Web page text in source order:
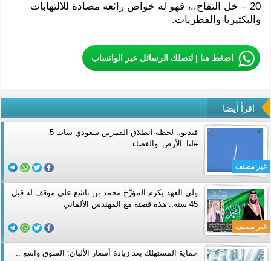
20 – خل التفاح..، فهو له خواص رائعة مضادة للالتهابات
والبكتيريا والفطريات.
اضغط هنا | لتصلك الرسائل عبر الواتساب
اقرأ أيضا
غير مصنف
فيديو.. لحظة انطلاق القمرين سعودي سات 5
#لنا_الأرض_والفضاء
غير مصنف
ولي العهد يكرم المؤرِّخ محمد بن ناشع على موقف له قبل
45 سنة.. هذه قصته مع المهندس الألماني
حماية المستهلك بعد زيادة أسعار الألبان: السوق واسع ..